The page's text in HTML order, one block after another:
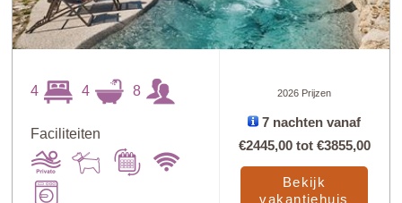
4 4 8
Faciliteiten
2026 Prijzen
7 nachten vanaf
€2445,00tot €3855,00
Bekijk
vakantiehuis